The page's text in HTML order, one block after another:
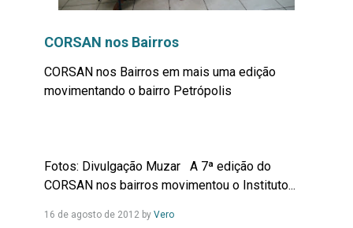
CORSAN nos Bairros
CORSAN nos Bairros em mais uma edição
movimentando o bairro Petrópolis
Fotos: Divulgação Muzar A 7ª edição do
CORSAN nos bairros movimentou o Instituto...
16 de agosto de 2012by VeroLeia